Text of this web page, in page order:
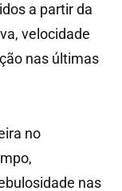
a partir da
velocidade
nas últimas
no
nas